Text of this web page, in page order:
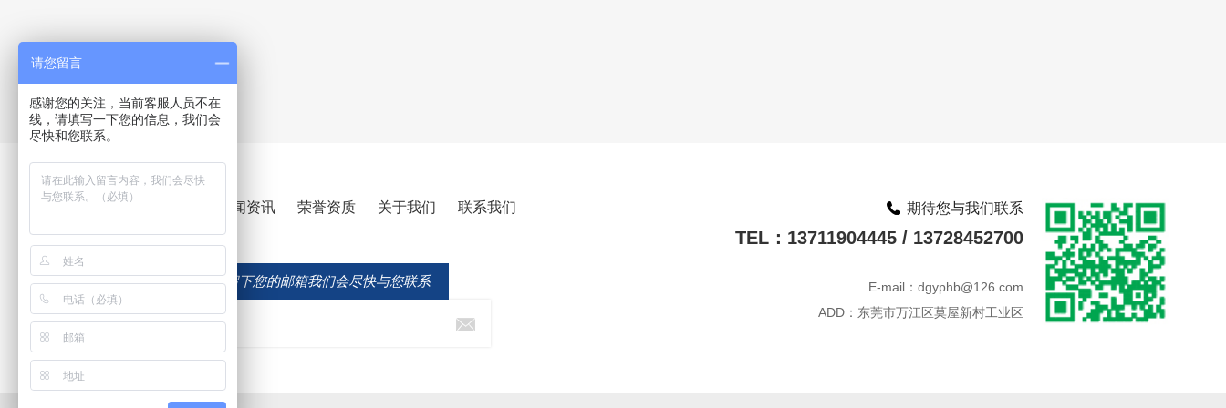
产品中心 新闻资讯 荣誉资质 关于我们 联系我们
如果您有意合作，请在此留下您的邮箱我们会尽快与您联系
期待您与我们联系
TEL：13711904445 / 13728452700
E-mail：dgyphb@126.com
ADD：东莞市万江区莫屋新村工业区
请您留言
感谢您的关注，当前客服人员不在
线，请填写一下您的信息，我们会
尽快和您联系。